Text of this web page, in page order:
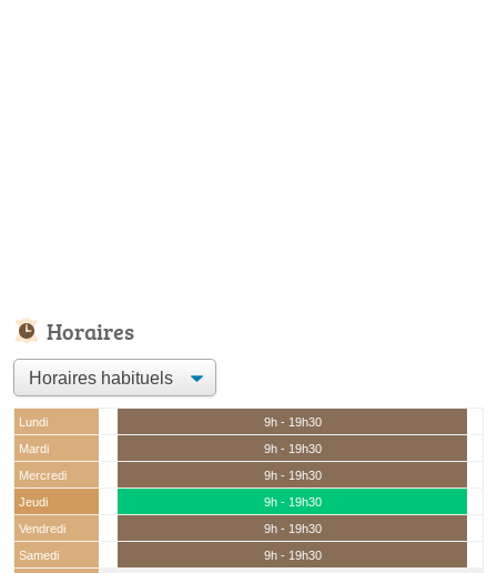
Horaires
Lundi
9h - 19h30
Mardi
9h - 19h30
Mercredi
9h - 19h30
Jeudi
9h - 19h30
Vendredi
9h - 19h30
Samedi
9h - 19h30